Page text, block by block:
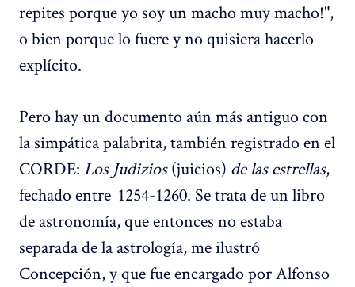
repites porque yo soy un macho muy macho!",
o bien porque lo fuere y no quisiera hacerlo
explícito.
Pero hay un documento aún más antiguo con
la simpática palabrita, también registrado en el
CORDE: Los Judizios(juicios) de las estrellas,
fechado entre 1254-1260. Se trata de un libro
de astronomía, que entonces no estaba
separada de la astrología, me ilustró
Concepción, y que fue encargado por Alfonso